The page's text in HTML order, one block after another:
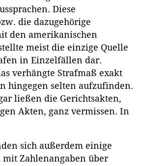
Diese
die dazugehörige
den amerikanischen
meist die einzige Quelle
in Einzelfällen dar.
verhängte Strafmaß exakt
hingegen selten aufzufinden.
ließen die Gerichtsakten,
Akten, ganz vermissen. In
sich außerdem einige
Zahlenangaben über